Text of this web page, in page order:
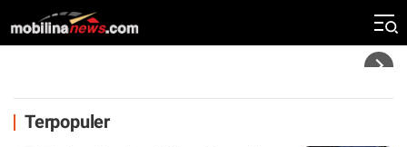
Rekor Kecepatan Silverstone!
Terpopuler